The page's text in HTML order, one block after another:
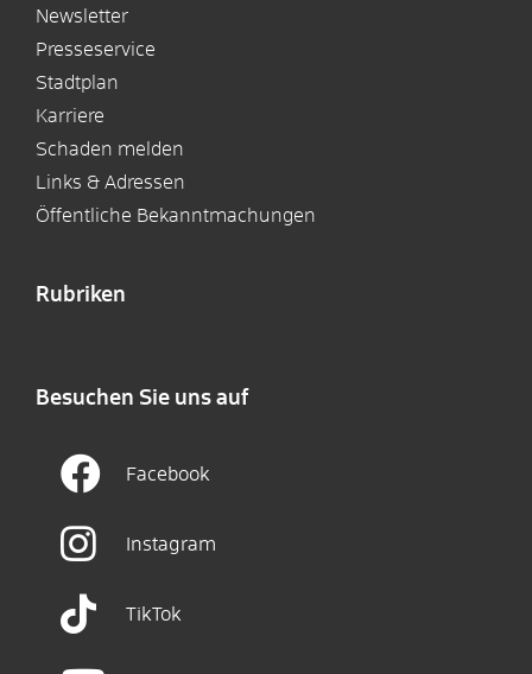
Newsletter
Presseservice
Stadtplan
Karriere
Schaden melden
Links & Adressen
Öffentliche Bekanntmachungen
Rubriken
Besuchen Sie uns auf
Facebook
Instagram
TikTok